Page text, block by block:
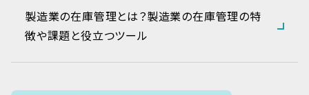
製造業の在庫管理とは？製造業の在庫管理の特
徴や課題と役立つツール